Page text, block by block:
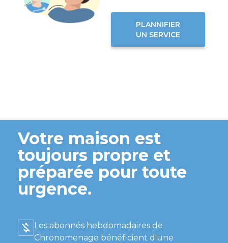
PLANNIFIER
UN SERVICE
Votre maison est
toujours propre et
préparée pour toute
urgence.
Les abonnés hebdomadaires de
Chronomenage bénéficient d'une